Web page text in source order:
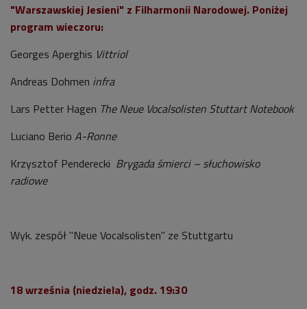
"Warszawskiej Jesieni" z Filharmonii Narodowej. Poniżej
program wieczoru:
Georges Aperghis Vittriol
Andreas Dohmen infra
Lars Petter Hagen The Neue Vocalsolisten Stuttart Notebook
Luciano Berio A-Ronne
Krzysztof Penderecki Brygada śmierci – słuchowisko
radiowe
Wyk. zespół "Neue Vocalsolisten" ze Stuttgartu
18 września (niedziela), godz. 19:30